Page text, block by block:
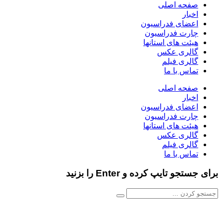
صفحه اصلی
اخبار
اعضای فدراسیون
چارت فدراسیون
هیئت های استانها
گالری عکس
گالری فیلم
تماس با ما
صفحه اصلی
اخبار
اعضای فدراسیون
چارت فدراسیون
هیئت های استانها
گالری عکس
گالری فیلم
تماس با ما
برای جستجو تایپ کرده و Enter را بزنید